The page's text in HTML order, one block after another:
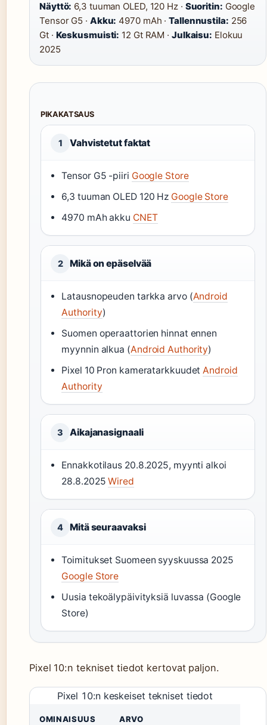
Näyttö: 6,3 tuuman OLED, 120 Hz · Suoritin: Google
Tensor G5 · Akku: 4970 mAh ·Tallennustila: 256
Gt · Keskusmuisti: 12 Gt RAM · Julkaisu: Elokuu
2025
PIKAKATSAUS
1 Vahvistetut faktat
Tensor G5 -piiri Google Store
6,3 tuuman OLED 120 Hz Google Store
4970 mAh akku CNET
2 Mikä on epäselvää
Latausnopeuden tarkka arvo (Android
Authority)
Suomen operaattorien hinnat ennen
myynnin alkua (Android Authority)
Pixel 10 Pron kameratarkkuudetAndroid
Authority
3 Aikajanasignaali
Ennakkotilaus 20.8.2025, myynti alkoi
28.8.2025Wired
4 Mitä seuraavaksi
Toimitukset Suomeen syyskuussa 2025
Google Store
Uusia tekoälypäivityksiä luvassa (Google
Store)
Pixel 10:n tekniset tiedot kertovat paljon.
Pixel 10:n keskeiset tekniset tiedot
OMINAISUUS ARVO